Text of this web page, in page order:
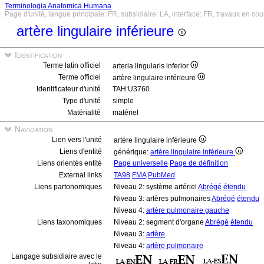
Terminologia Anatomica Humana
Page d'unité, langue principale: FR, subsidiaire: LA, interface: FR, travaux en
artère lingulaire inférieure
Identification
Terme latin officiel
arteria lingularis inferior
Terme officiel
artère lingulaire inférieure
Identificateur d'unité
TAH:U3760
Type d'unité
simple
Matérialité
matériel
Navigation
Lien vers l'unité
artère lingulaire inférieure
Liens d'entité
générique: artère lingulaire inférieure
Liens orientés entité
Page universelle Page de définition
External links
TA98 FMA PubMed
Liens partonomiques
Niveau 2: système artériel Abrégé étendu
Niveau 3: artères pulmonairesAbrégé étendu
Niveau 4: artère pulmonaire gauche
Liens taxonomiques
Niveau 2: segment d'organe Abrégé étendu
Niveau 3: artère
Niveau 4: artère pulmonaire
Langage subsidiaire avec le